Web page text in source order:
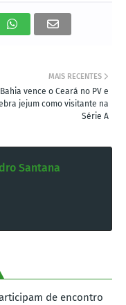
MAIS RECENTES
Bahia vence o Ceará no PV e
jejum como visitante na
Série A
Santana
de encontro